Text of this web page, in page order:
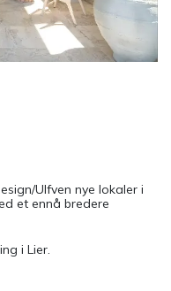
Ulfven nye lokaler i
et ennå bredere
i Lier.